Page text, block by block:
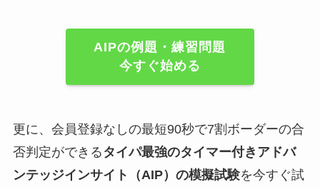
AIPの例題・練習問題
今すぐ始める
更に、会員登録なしの最短90秒で7割ボーダーの合
否判定ができる タイパ最強のタイマー付きアドバ
ンテッジインサイト（AIP）の模擬試験を今すぐ試